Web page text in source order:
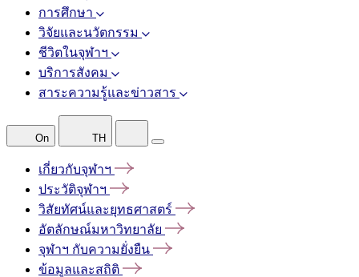
การศึกษา
วิจัยและนวัตกรรม
ชีวิตในจุฬาฯ
บริการสังคม
สาระความรู้และข่าวสาร
On TH
เกี่ยวกับจุฬาฯ
ประวัติจุฬาฯ
วิสัยทัศน์และยุทธศาสตร์
อัตลักษณ์มหาวิทยาลัย
จุฬาฯ กับความยั่งยืน
ข้อมูลและสถิติ